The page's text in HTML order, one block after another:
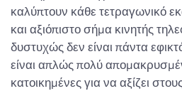
καλύπτουν κάθε τετραγωνικό
και αξιόπιστο σήμα κινητής
δυστυχώς δεν είναι πάντα
είναι απλώς πολύ
κατοικημένες για να αξίζει